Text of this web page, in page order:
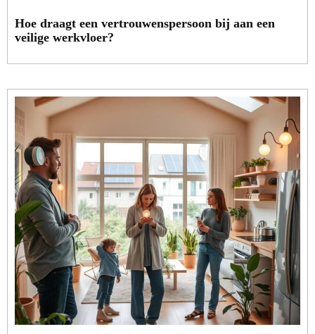
Hoe draagt een vertrouwenspersoon bij aan een
veilige werkvloer?